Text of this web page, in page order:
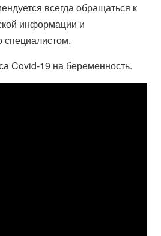
всегда обращаться к
информации и
специалистом.
Covid-19 на беременность.